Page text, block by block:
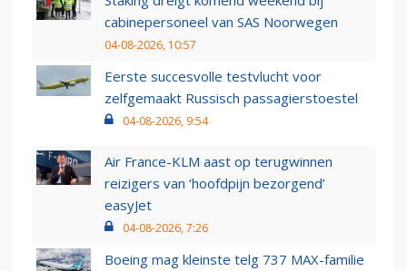
cabinepersoneel van SAS Noorwegen
04-08-2026, 10:57
Eerste succesvolle testvlucht voor
zelfgemaakt Russisch passagierstoestel
04-08-2026, 9:54
Air France-KLM aast op terugwinnen
reizigers van ‘hoofdpijn bezorgend’
easyJet
04-08-2026, 7:26
Boeing mag kleinste telg 737 MAX-familie